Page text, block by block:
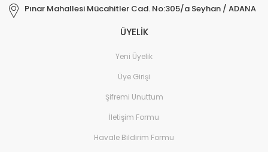
Pınar Mahallesi Mücahitler Cad. No:305/a Seyhan / ADANA
ÜYELİK
Yeni Üyelik
Üye Girişi
Şifremi Unuttum
İletişim Formu
Havale Bildirim Formu